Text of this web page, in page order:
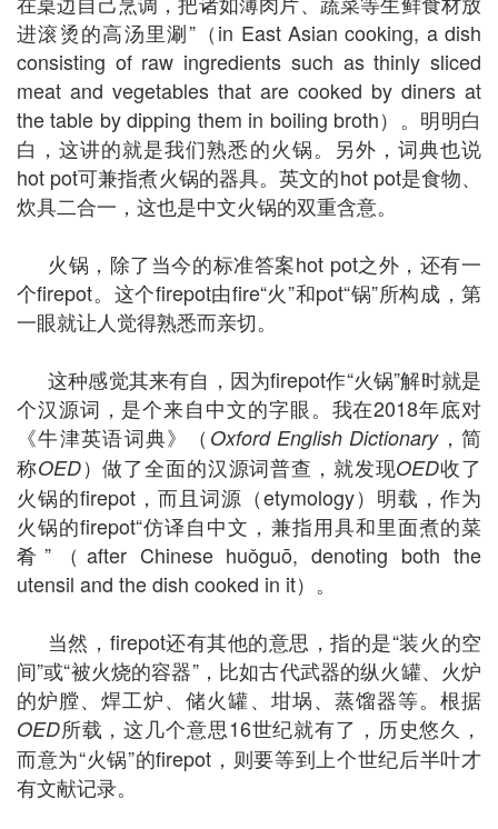
进滚烫的高汤里涮”（in East Asian cooking, a dish
consisting of raw ingredients such as thinly sliced
meat and vegetables that are cooked by diners at
the table by dipping them in boiling broth）。明明白
白，这讲的就是我们熟悉的火锅。另外，词典也说
hot pot可兼指煮火锅的器具。英文的hot pot是食物、
炊具二合一，这也是中文火锅的双重含意。
火锅，除了当今的标准答案hot pot之外，还有一
个firepot。这个firepot由fire“火”和pot“锅”所构成，第
一眼就让人觉得熟悉而亲切。
这种感觉其来有自，因为firepot作“火锅”解时就是
个汉源词，是个来自中文的字眼。我在2018年底对
《牛津英语词典》（ Oxford English Dictionary，简
称OED）做了全面的汉源词普查，就发现OED收了
火锅的firepot，而且词源（etymology）明载，作为
火锅的firepot“仿译自中文，兼指用具和里面煮的菜
肴”（after Chinese huǒguō, denoting both the
utensil and the dish cooked in it）。
当然，firepot还有其他的意思，指的是“装火的空
间”或“被火烧的容器”，比如古代武器的纵火罐、火炉
的炉膛、焊工炉、储火罐、坩埚、蒸馏器等。根据
OED所载，这几个意思16世纪就有了，历史悠久，
而意为“火锅”的firepot，则要等到上个世纪后半叶才
有文献记录。